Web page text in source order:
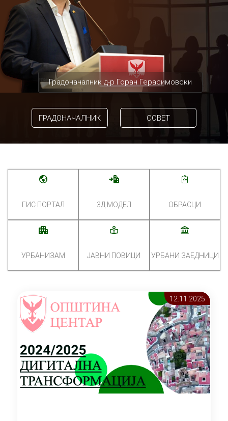
Градоначалник д-р Горан Герасимовски
ГРАДОНАЧАЛНИК СОВЕТ
ГИС ПОРТАЛ 3Д МОДЕЛ ОБРАСЦИ
УРБАНИЗАМ ЈАВНИ ПОВИЦИ УРБАНИ ЗАЕДНИЦИ
12.11 2025